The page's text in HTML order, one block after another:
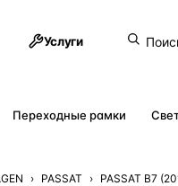
Услуги
Переходные рамки
› PASSAT › PASSAT B7